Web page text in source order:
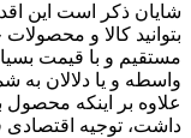
شایان ذکر است این
بتوانید کالا و
مستقیم و با قیمت
واسطه و یا دلالان به
علاوه بر اینکه محصول
داشت، توجیه اقتصادی